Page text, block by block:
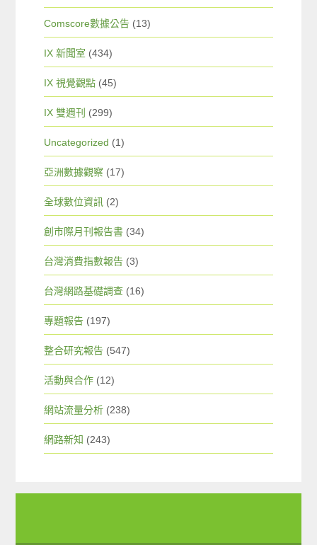
Comscore數據公告 (13)
IX 新聞室 (434)
IX 視覺觀點 (45)
IX 雙週刊 (299)
Uncategorized (1)
亞洲數據觀察 (17)
全球數位資訊 (2)
創市際月刊報告書 (34)
台灣消費指數報告 (3)
台灣網路基礎調查 (16)
專題報告 (197)
整合研究報告 (547)
活動與合作 (12)
網站流量分析 (238)
網路新知 (243)